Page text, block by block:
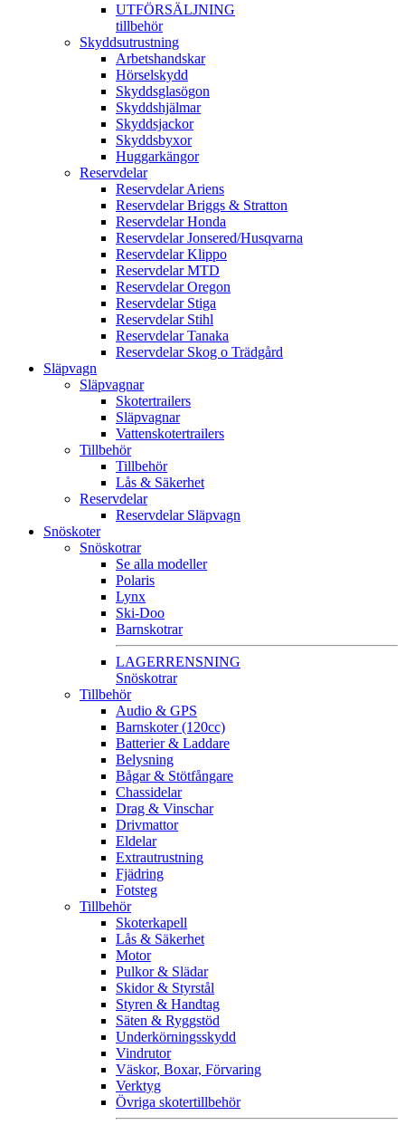
UTFÖRSÄLJNING
tillbehör
Skyddsutrustning
Arbetshandskar
Hörselskydd
Skyddsglasögon
Skyddshjälmar
Skyddsjackor
Skyddsbyxor
Huggarkängor
Reservdelar
Reservdelar Ariens
Reservdelar Briggs & Stratton
Reservdelar Honda
Reservdelar Jonsered/Husqvarna
Reservdelar Klippo
Reservdelar MTD
Reservdelar Oregon
Reservdelar Stiga
Reservdelar Stihl
Reservdelar Tanaka
Reservdelar Skog o Trädgård
Släpvagn
Släpvagnar
Skotertrailers
Släpvagnar
Vattenskotertrailers
Tillbehör
Tillbehör
Lås & Säkerhet
Reservdelar
Reservdelar Släpvagn
Snöskoter
Snöskotrar
Se alla modeller
Polaris
Lynx
Ski-Doo
Barnskotrar
LAGERRENSNING
Snöskotrar
Tillbehör
Audio & GPS
Barnskoter (120cc)
Batterier & Laddare
Belysning
Bågar & Stötfångare
Chassidelar
Drag & Vinschar
Drivmattor
Eldelar
Extrautrustning
Fjädring
Fotsteg
Tillbehör
Skoterkapell
Lås & Säkerhet
Motor
Pulkor & Slädar
Skidor & Styrstål
Styren & Handtag
Säten & Ryggstöd
Underkörningsskydd
Vindrutor
Väskor, Boxar, Förvaring
Verktyg
Övriga skotertillbehör